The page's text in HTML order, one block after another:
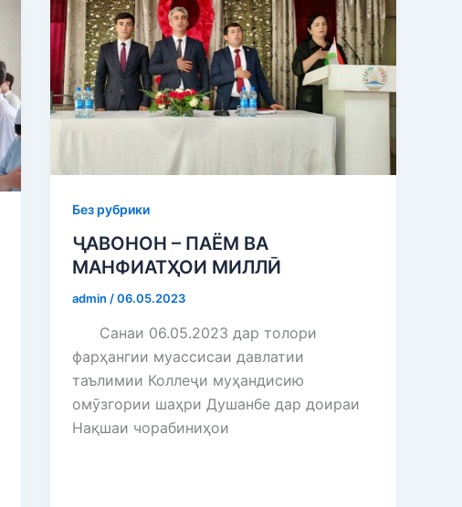
Без рубрики
ҶАВОНОН – ПАЁМ ВА
МАНФИАТҲОИ МИЛЛӢ
admin/06.05.2023
Санаи 06.05.2023 дар толори
фарҳангии муассисаи давлатии
таълимии Коллеҷи муҳандисию
омӯзгории шаҳри Душанбе дар доираи
Нақшаи чорабиниҳои